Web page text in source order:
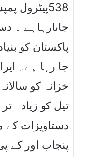
جاتارہاہے ۔
پاکستان کو
تیل کو زیادہ
پنجاب اور کے